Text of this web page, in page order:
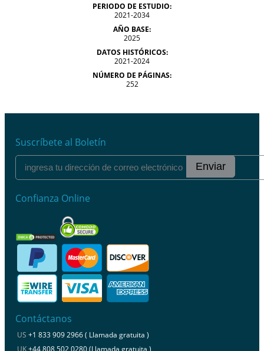
PERIODO DE ESTUDIO:
2021-2034
AÑO BASE:
2025
DATOS HISTÓRICOS:
2021-2024
NÚMERO DE PÁGINAS:
252
Suscríbete al Boletín
Enviar
Confianza Online
Contáctanos
US +1 833 909 2966 ( Llamada gratuita )
UK+44 808 502 0280 (Llamada gratuita )